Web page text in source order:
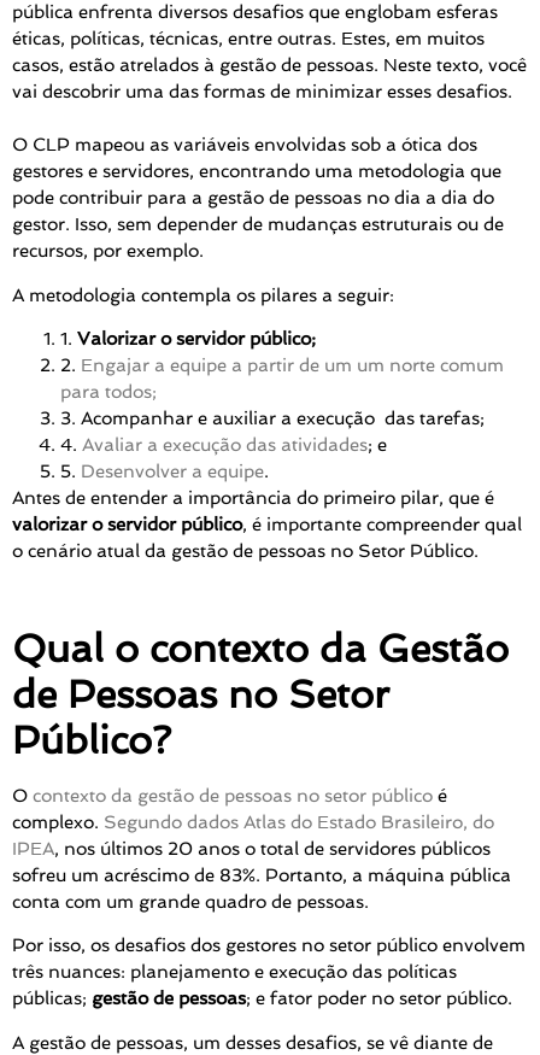
pública enfrenta diversos desafios que englobam esferas
éticas, políticas, técnicas, entre outras. Estes, em muitos
casos, estão atrelados à gestão de pessoas. Neste texto, você
vai descobrir uma das formas de minimizar esses desafios.
O CLP mapeou as variáveis envolvidas sob a ótica dos
gestores e servidores, encontrando uma metodologia que
pode contribuir para a gestão de pessoas no dia a dia do
gestor. Isso, sem depender de mudanças estruturais ou de
recursos, por exemplo.
A metodologia contempla os pilares a seguir:
1. Valorizar o servidor público;
2. Engajar a equipe a partir de um um norte comum
para todos;
3. Acompanhar e auxiliar a execução das tarefas;
4. Avaliar a execução das atividades; e
5. Desenvolver a equipe.
Antes de entender a importância do primeiro pilar, que é
valorizar o servidor público, é importante compreender qual
o cenário atual da gestão de pessoas no Setor Público.
Qual o contexto da Gestão
de Pessoas no Setor
Público?
O contexto da gestão de pessoas no setor público é
complexo. Segundo dados Atlas do Estado Brasileiro, do
IPEA, nos últimos 20 anos o total de servidores públicos
sofreu um acréscimo de 83%. Portanto, a máquina pública
conta com um grande quadro de pessoas.
Por isso, os desafios dos gestores no setor público envolvem
três nuances: planejamento e execução das políticas
públicas; gestão de pessoas; e fator poder no setor público.
A gestão de pessoas, um desses desafios, se vê diante de